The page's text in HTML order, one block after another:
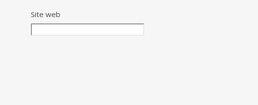
Site web